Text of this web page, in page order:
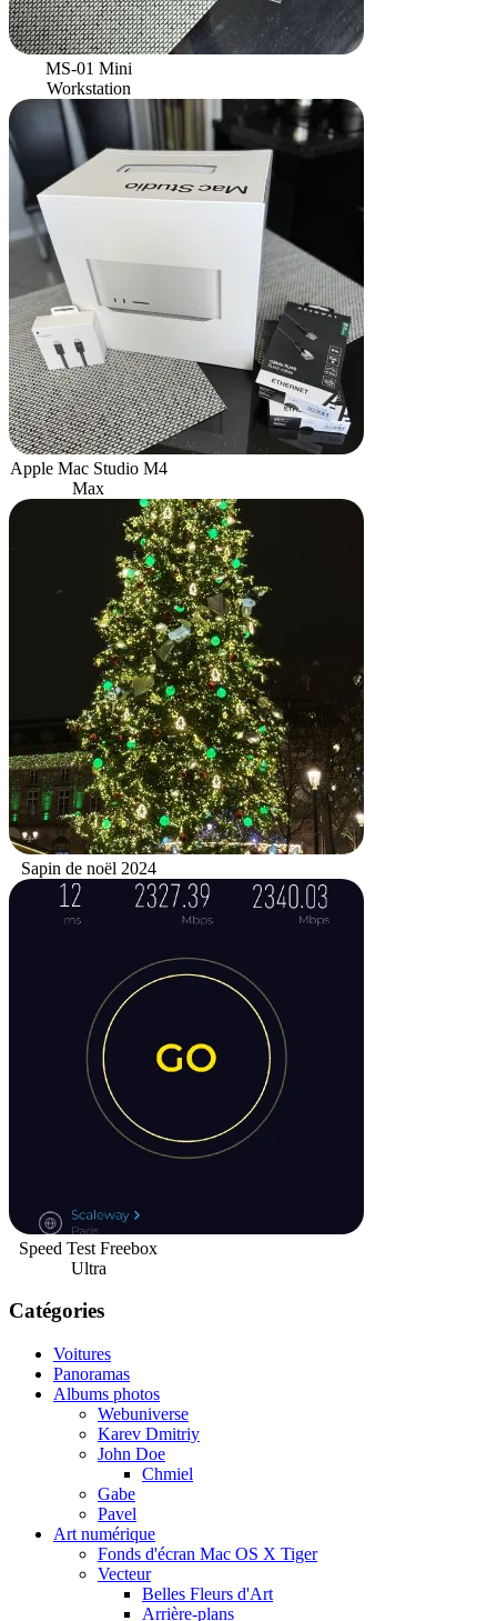
MS-01 Mini
Workstation
Apple Mac Studio M4
Max
Sapin de noël 2024
Speed Test Freebox
Ultra
Catégories
Voitures
Panoramas
Albums photos
Webuniverse
Karev Dmitriy
John Doe
Chmiel
Gabe
Pavel
Art numérique
Fonds d'écran Mac OS X Tiger
Vecteur
Belles Fleurs d'Art
Arrière-plans